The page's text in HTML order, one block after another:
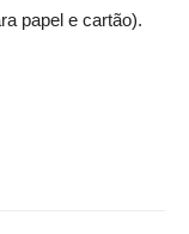
papel e cartão).